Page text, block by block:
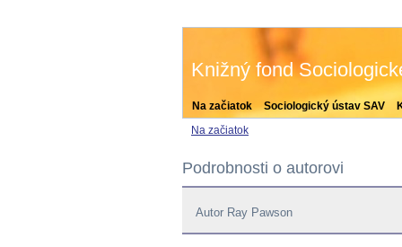
Na začiatok Sociologický ústav SAV
Knižný fond
Na začiatok
Podrobnosti o autorovi
Autor Ray Pawson